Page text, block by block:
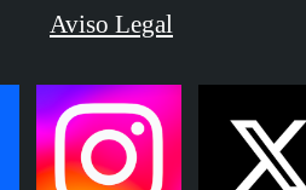
Aviso Legal